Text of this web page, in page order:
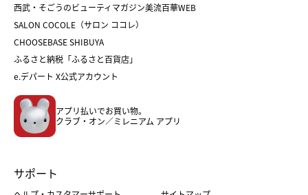
ホワイトデー
バレンタイン
ホワイトデー
おせち
フード
ホーム・キッチン＆アート
西武・そごうのビューティマガジン美流百華WEB
SALON COCOLE（サロン ココレ）
CHOOSEBASE SHIBUYA
ふるさと納税「ふるさと百貨店」
e.デパート X公式アカウント
アプリ払いでお買い物。
クラブ・オン／ミレニアム アプリ
サポート